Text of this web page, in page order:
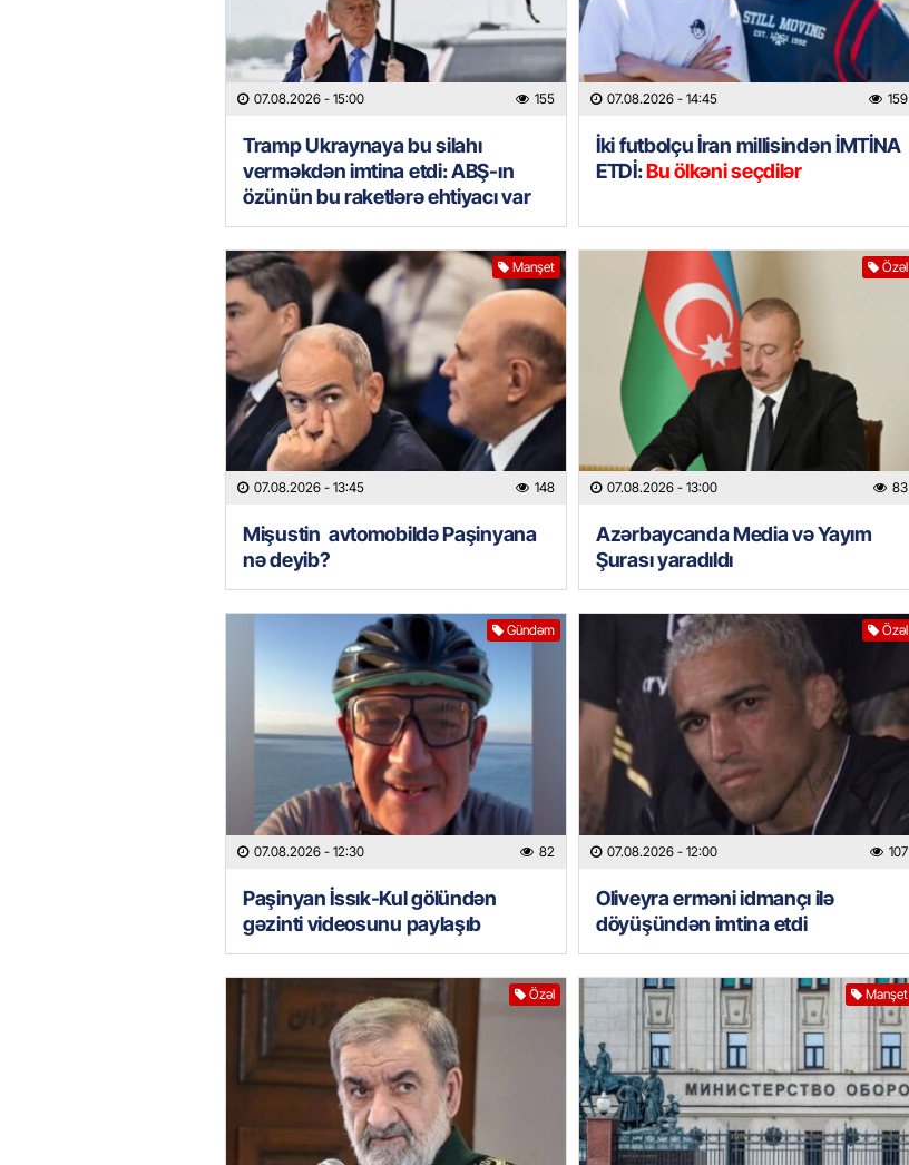
07.08.2026 - 15:00 155
Tramp Ukraynaya bu silahı
verməkdən imtina etdi: ABŞ-ın
özünün bu raketlərə ehtiyacı var
07.08.2026 - 14:45 159
İki futbolçu İran millisindən İMTİNA
ETDİ:Bu ölkəni seçdilər
Manşet
07.08.2026 - 13:45 148
Mişustin avtomobildə Paşinyana
nə deyib?
Özəl
07.08.2026 - 13:00 83
Azərbaycanda Media və Yayım
Şurası yaradıldı
Gündəm
07.08.2026 - 12:30 82
Paşinyan İssık-Kul gölündən
gəzinti videosunu paylaşıb
Özəl
07.08.2026 - 12:00 107
Oliveyra erməni idmançı ilə
döyüşündən imtina etdi
Özəl Manşet